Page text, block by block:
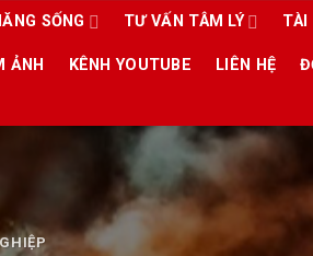
SỐNG TƯ VẤN TÂM LÝ TÀI
ẢNH KÊNH YOUTUBE LIÊN HỆ